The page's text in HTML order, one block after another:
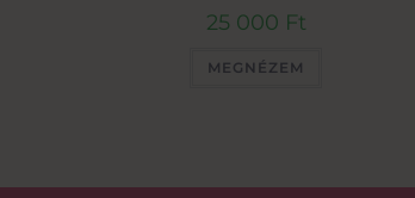
25 000 Ft
MEGNÉZEM